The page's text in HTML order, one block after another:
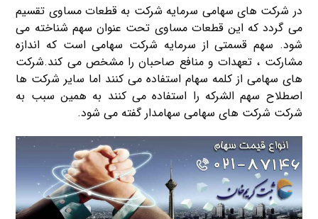
در شرکت های سهامی سرمایه شرکت به قطعات مساوی تقسیم
می گردد که این قطعات مساوی تحت عنوان سهم شناخته می
شود. سهم قسمتی از سرمایه شرکت سهامی است که اندازه
مشارکت ، تعهدات و منافع صاحبان را مشخص می کند.شرکت
های سهامی از کلمه سهام استفاده می کنند اما سایر شرکت ها
اصطلاح سهم الشرکه را استفاده می کنند به همین سبب به
شرکت شرکت های سهامی سهامدار گفته می شود.